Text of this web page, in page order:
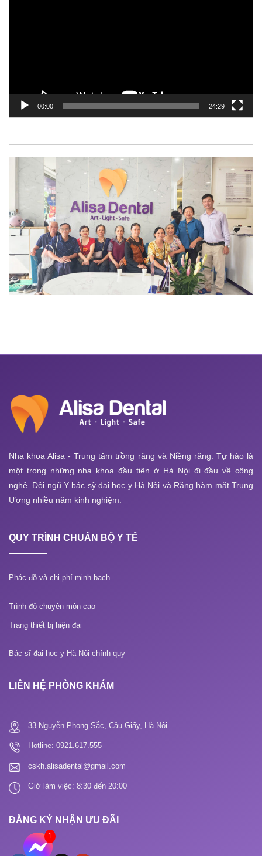
00:00 24:29
Nha khoa Alisa - Trung tâm trồng răng và Niềng răng. Tự hào là
một trong những nha khoa đầu tiên ở Hà Nội đi đầu về công
nghệ. Đội ngũ Y bác sỹ đại học y Hà Nội và Răng hàm mặt Trung
Ương nhiều năm kinh nghiệm.
QUY TRÌNH CHUẨN BỘ Y TẾ
Phác đồ và chi phí minh bạch
Trình độ chuyên môn cao
Trang thiết bị hiện đại
Bác sĩ đại học y Hà Nội chính quy
LIÊN HỆ PHÒNG KHÁM
33 Nguyễn Phong Sắc, Cầu Giấy, Hà Nội
Hotline: 0921.617.555
cskh.alisadental@gmail.com
Giờ làm việc: 8:30 đến 20:00
ĐĂNG KÝ NHẬN ƯU ĐÃI
1